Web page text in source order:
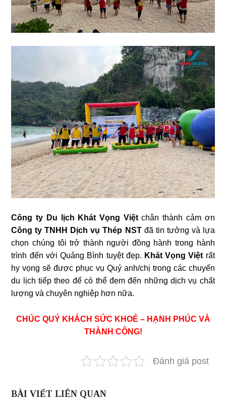
Công ty Du lịch Khát Vọng Việtchân thành cảm ơn
Công ty TNHH Dịch vụ Thép NSTđã tin tưởng và lựa
chọn chúng tôi trở thành người đồng hành trong hành
trình đến với Quảng Bình tuyệt đẹp. Khát Vọng Việt rất
hy vọng sẽ được phục vụ Quý anh/chị trong các chuyến
du lịch tiếp theo để có thể đem đến những dịch vụ chất
lượng và chuyên nghiệp hơn nữa.
CHÚC QUÝ KHÁCH SỨC KHOẺ – HẠNH PHÚC VÀ
THÀNH CÔNG!
Đánh giá post
BÀI VIẾT LIÊN QUAN